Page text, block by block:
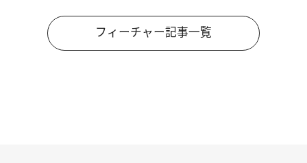
フィーチャー記事一覧